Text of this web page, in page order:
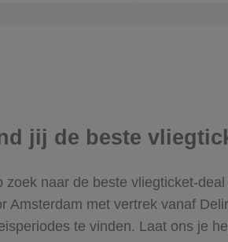
jij de beste
zoek naar de beste vliegticket-
Amsterdam met vertrek vanaf
te vinden. Laat ons je